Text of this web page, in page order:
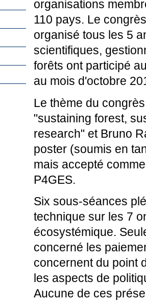
organisations
110 pays. Le
organisé tous les 5
scientifiques,
forêts ont participé
au mois d'octobre
Le thème du
"sustaining forest,
research" et Bruno
poster (soumis en
mais accepté
P4GES.
Six sous-séances
technique sur les 7
écosystémique.
concerné les
concernent du point
les aspects de
Aucune de ces